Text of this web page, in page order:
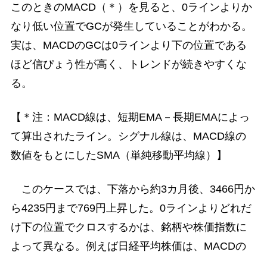
このときのMACD（＊）を見ると、0ラインよりか
なり低い位置でGCが発生していることがわかる。
実は、MACDのGCは0ラインより下の位置である
ほど信ぴょう性が高く、トレンドが続きやすくな
る。
【＊注：MACD線は、短期EMA－長期EMAによっ
て算出されたライン。シグナル線は、MACD線の
数値をもとにしたSMA（単純移動平均線）】
このケースでは、下落から約3カ月後、3466円か
ら4235円まで769円上昇した。0ラインよりどれだ
け下の位置でクロスするかは、銘柄や株価指数に
よって異なる。例えば日経平均株価は、MACDの